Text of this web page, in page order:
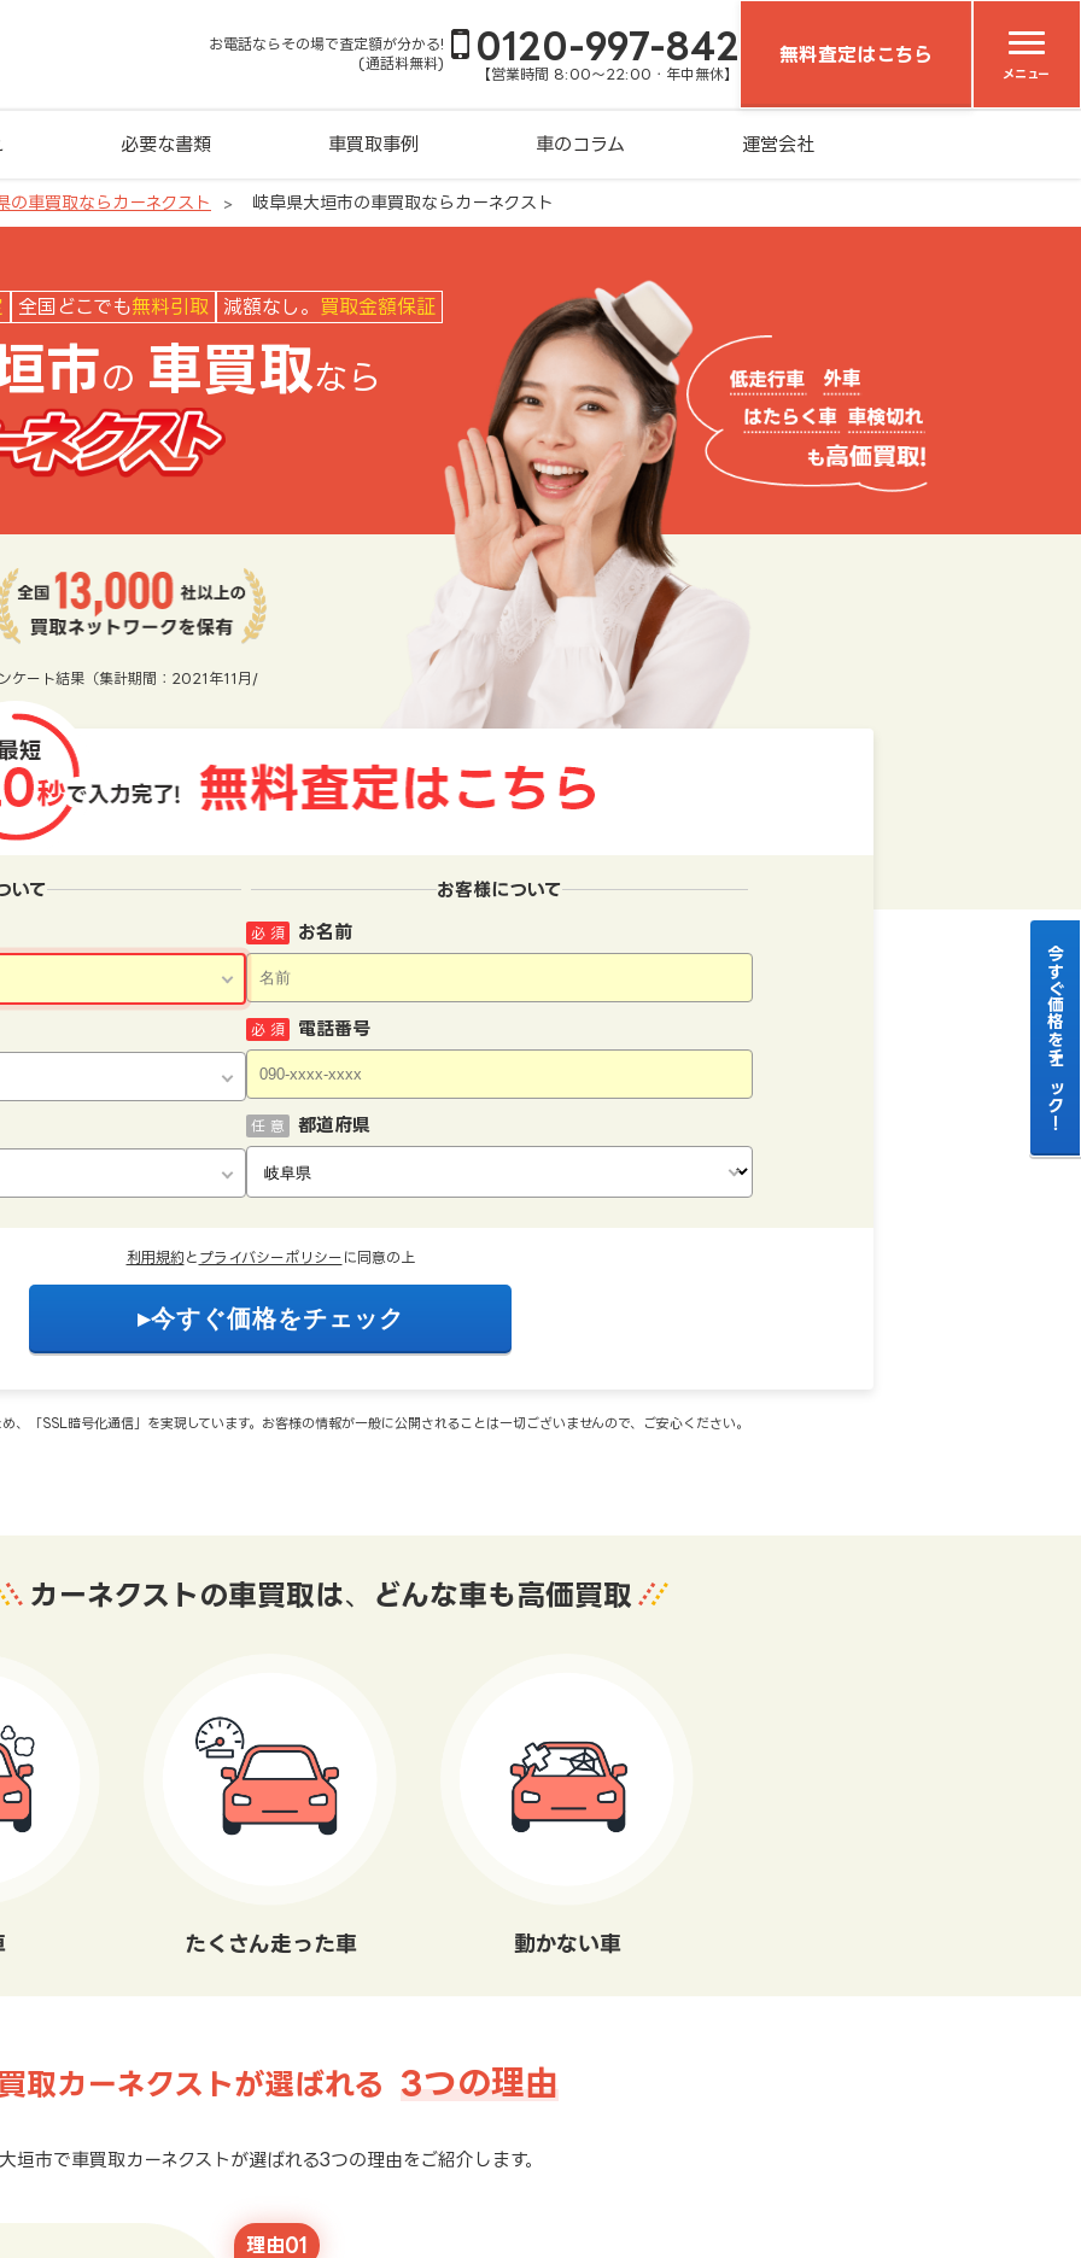
お電話ならその場で査定額が分かる!
(通話料無料)
0120-997-842
【営業時間 8:00～22:00・年中無休】
無料査定はこちら
メニュー
必要な書類 車買取事例 車のコラム 運営会社
の車買取ならカーネクスト 岐阜県大垣市の車買取ならカーネクスト
全国どこでも無料引取 減額なし。 買取金額保証
市の 車買取なら
ケート結果（集計期間：2021年11月/
いて お客様について
お名前
必 須
電話番号
必 須
都道府県
任 意
利用規約 と プライバシーポリシー に同意の上
、「SSL暗号化通信」を実現しています。お客様の情報が一般に公開されることは一切ございませんので、ご安心ください。
カーネクストの車買取は、 どんな車も高価買取
たくさん走った車 動かない車
取カーネクストが選ばれる 3つの理由
垣市で車買取カーネクストが選ばれる3つの理由をご紹介します。
理由01
今すぐ価格をチェック！